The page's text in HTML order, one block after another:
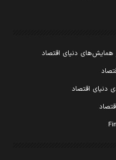
همایش‌های دنیای اقتصاد
دنیای اقتصاد